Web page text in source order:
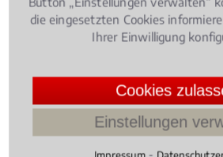
Schwerstkranke Patienten
Krankenkasse unter
die Kostenübernahme für eine
verlangen – nach einem
die eingesetzten Cookies
Ihrer Einwilligung
Cookies
Einstellungen